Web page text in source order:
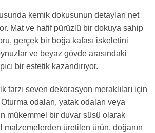
kemik dokusunun detayları net
Mat ve hafif pürüzlü bir dokuya sahip
gerçek bir boğa kafası iskeletini
ve beyaz gövde arasındaki
bir estetik kazandırıyor.
tarzı seven dekorasyon meraklıları için
odaları, yatak odaları veya
mükemmel bir duvar süsü olarak
malzemelerden üretilen ürün, doğanın